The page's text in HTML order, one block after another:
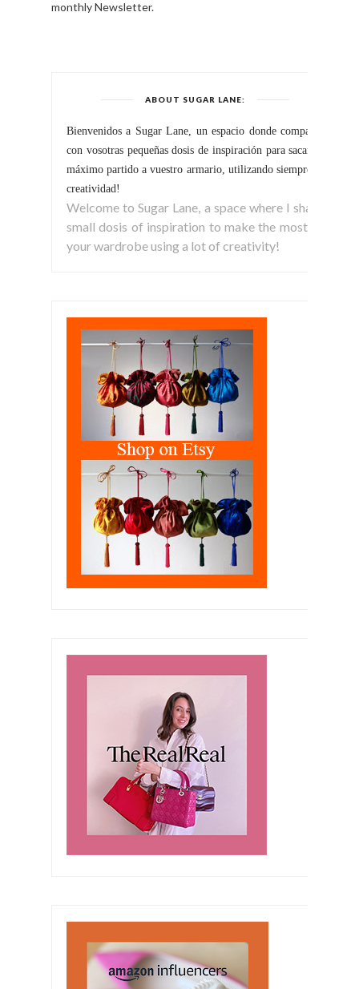
monthly Newsletter.
ABOUT SUGAR LANE:
Bienvenidos a Sugar Lane, un espacio donde comparto
con vosotras pequeñas dosis de inspiración para sacar el
máximo partido a vuestro armario, utilizando siempre la
creatividad!
Welcome to Sugar Lane, a space where I share
small dosis of inspiration to make the most of
your wardrobe using a lot of creativity!